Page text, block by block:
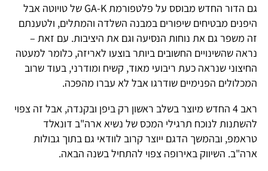
גם הדור החדש מבוסס על פלטפורמת GA-K של טויוטה אבל
היפנים מבטיחים שיפורים במבנה השלדה והמתלים, ולטענתם
זה משפר גם את נוחות הנסיעה וגם את היציבות. עם זאת –
נראה שהשינויים החשובים ביותר בוצעו לאריזה, כלומר למעטה
החיצוני שנראה כעת ריבועי מאוד, קשיח ומודרני, בעוד שרוב
המכלולים הפנימיים שודרגו אבל לא עברו מהפכה.
ראב 4 החדש מיוצר בשלב ראשון רק ביפן ובקנדה, אבל זה צפוי
להשתנות לנוכח תרגילי המכס של נשיא ארה"ב דונאלד
טראמפ, ובהמשך הדגם ייוצר קרוב לוודאי גם בתוך גבולות
ארה"ב. השיווק באירופה צפוי להתחיל בשנה הבאה.